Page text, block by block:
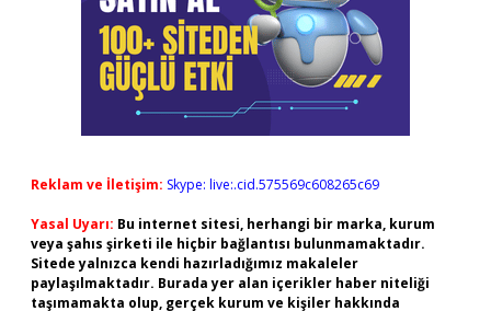
Reklam ve İletişim: Skype: live:.cid.575569c608265c69
Yasal Uyarı: Bu internet sitesi, herhangi bir marka, kurum
veya şahıs şirketi ile hiçbir bağlantısı bulunmamaktadır.
Sitede yalnızca kendi hazırladığımız makaleler
paylaşılmaktadır. Burada yer alan içerikler haber niteliği
taşımamakta olup, gerçek kurum ve kişiler hakkında